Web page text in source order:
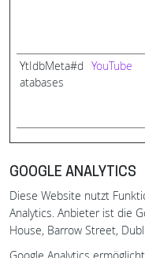
YtIdbMeta#d
atabases
YouTube
GOOGLE ANALYTICS
Diese Website nutzt
Analytics. Anbieter ist die
House, Barrow Street,